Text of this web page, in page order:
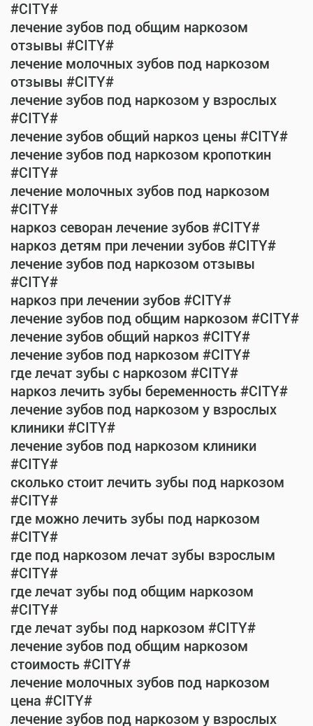
#CITY#
лечение зубов под общим наркозом
отзывы #CITY#
лечение молочных зубов под наркозом
отзывы #CITY#
лечение зубов под наркозом у взрослых
#CITY#
лечение зубов общий наркоз цены #CITY#
лечение зубов под наркозом кропоткин
#CITY#
лечение молочных зубов под наркозом
#CITY#
наркоз севоран лечение зубов #CITY#
наркоз детям при лечении зубов #CITY#
лечение зубов под наркозом отзывы
#CITY#
наркоз при лечении зубов #CITY#
лечение зубов под общим наркозом #CITY#
лечение зубов общий наркоз #CITY#
лечение зубов под наркозом #CITY#
где лечат зубы с наркозом #CITY#
наркоз лечить зубы беременность #CITY#
лечение зубов под наркозом у взрослых
клиники #CITY#
лечение зубов под наркозом клиники
#CITY#
сколько стоит лечить зубы под наркозом
#CITY#
где можно лечить зубы под наркозом
#CITY#
где под наркозом лечат зубы взрослым
#CITY#
где лечат зубы под общим наркозом
#CITY#
где лечат зубы под наркозом #CITY#
лечение зубов под общим наркозом
стоимость #CITY#
лечение молочных зубов под наркозом
цена #CITY#
лечение зубов под наркозом у взрослых